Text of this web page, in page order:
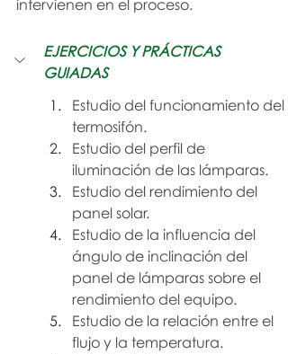
intervienen en el proceso.
EJERCICIOS Y PRÁCTICAS
GUIADAS
Estudio del funcionamiento del
termosifón.
Estudio del perfil de
iluminación de las lámparas.
Estudio del rendimiento del
panel solar.
Estudio de la influencia del
ángulo de inclinación del
panel de lámparas sobre el
rendimiento del equipo.
Estudio de la relación entre el
flujo y la temperatura.